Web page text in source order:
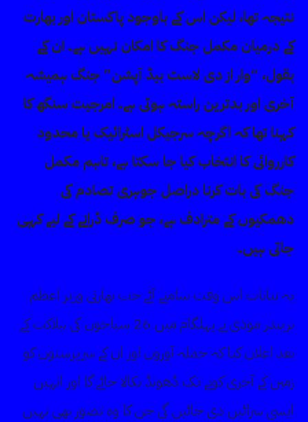
نتیجہ تھا، لیکن اس کے باوجود پاکستان اور بھارت
کے درمیان مکمل جنگ کا امکان نہیں ہے۔ ان کے
بقول، “وار از دی لاسٹ بیڈ آپشن” جنگ ہمیشہ
آخری اور بدترین راستہ ہوتی ہے۔ امرجیت سنگھ کا
کہنا تھا کہ اگرچہ سرجیکل اسٹرائیک یا محدود
کارروائی کا انتخاب کیا جا سکتا ہے، تاہم مکمل
جنگ کی بات کرنا دراصل جوہری تصادم کی
دھمکیوں کے مترادف ہے، جو صرف ڈرانے کے لیے کہی
جاتی ہیں۔
یہ بیانات اس وقت سامنے آئے جب بھارتی وزیر اعظم
نریندر مودی نے پہلگام میں 26 سیاحوں کی ہلاکت کے
بعد اعلان کیا کہ حملہ آوروں اور ان کے سرپرستوں کو
زمین کے آخری کونے تک ڈھونڈ نکالا جائے گا اور انہیں
ایسی سزائیں دی جائیں گی جن کا وہ تصور بھی نہیں